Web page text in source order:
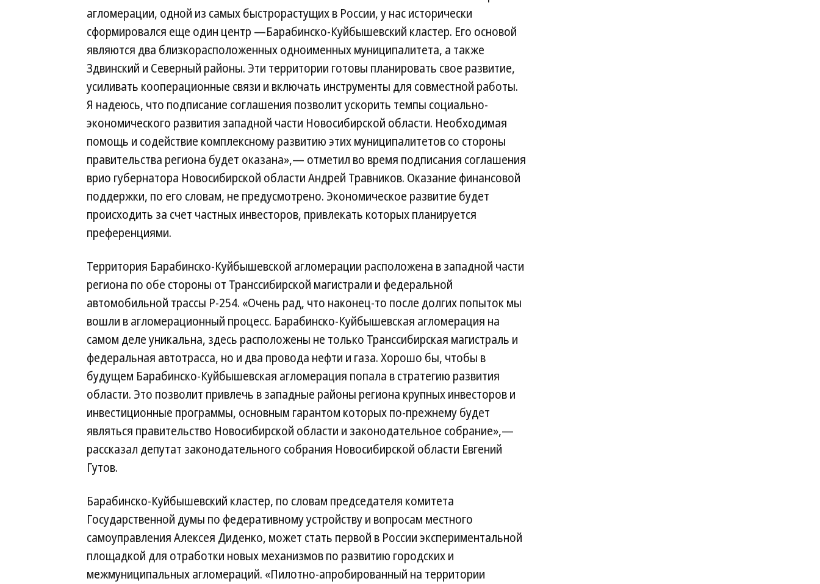
агломерации, одной из самых быстрорастущих в России, у нас исторически
сформировался еще один центр —Барабинско-Куйбышевский кластер. Его основой
являются два близкорасположенных одноименных муниципалитета, а также
Здвинский и Северный районы. Эти территории готовы планировать свое развитие,
усиливать кооперационные связи и включать инструменты для совместной работы.
Я надеюсь, что подписание соглашения позволит ускорить темпы социально-
экономического развития западной части Новосибирской области. Необходимая
помощь и содействие комплексному развитию этих муниципалитетов со стороны
правительства региона будет оказана»,— отметил во время подписания соглашения
врио губернатора Новосибирской области Андрей Травников. Оказание финансовой
поддержки, по его словам, не предусмотрено. Экономическое развитие будет
происходить за счет частных инвесторов, привлекать которых планируется
преференциями.
Территория Барабинско-Куйбышевской агломерации расположена в западной части
региона по обе стороны от Транссибирской магистрали и федеральной
автомобильной трассы Р-254. «Очень рад, что наконец-то после долгих попыток мы
вошли в агломерационный процесс. Барабинско-Куйбышевская агломерация на
самом деле уникальна, здесь расположены не только Транссибирская магистраль и
федеральная автотрасса, но и два провода нефти и газа. Хорошо бы, чтобы в
будущем Барабинско-Куйбышевская агломерация попала в стратегию развития
области. Это позволит привлечь в западные районы региона крупных инвесторов и
инвестиционные программы, основным гарантом которых по-прежнему будет
являться правительство Новосибирской области и законодательное собрание»,—
рассказал депутат законодательного собрания Новосибирской области Евгений
Гутов.
Барабинско-Куйбышевский кластер, по словам председателя комитета
Государственной думы по федеративному устройству и вопросам местного
самоуправления Алексея Диденко, может стать первой в России экспериментальной
площадкой для отработки новых механизмов по развитию городских и
межмуниципальных агломераций. «Пилотно-апробированный на территории